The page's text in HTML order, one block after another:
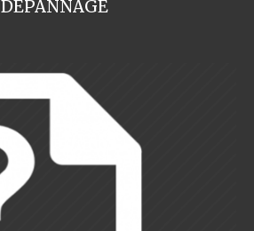
DEPANNAGE